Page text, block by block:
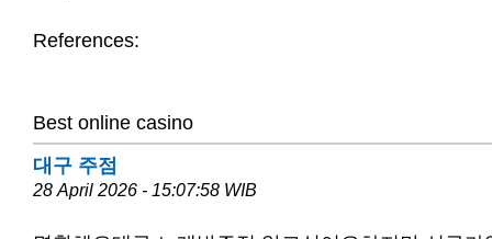
References:
Best online casino
대구 주점
28 April 2026 - 15:07:58 WIB